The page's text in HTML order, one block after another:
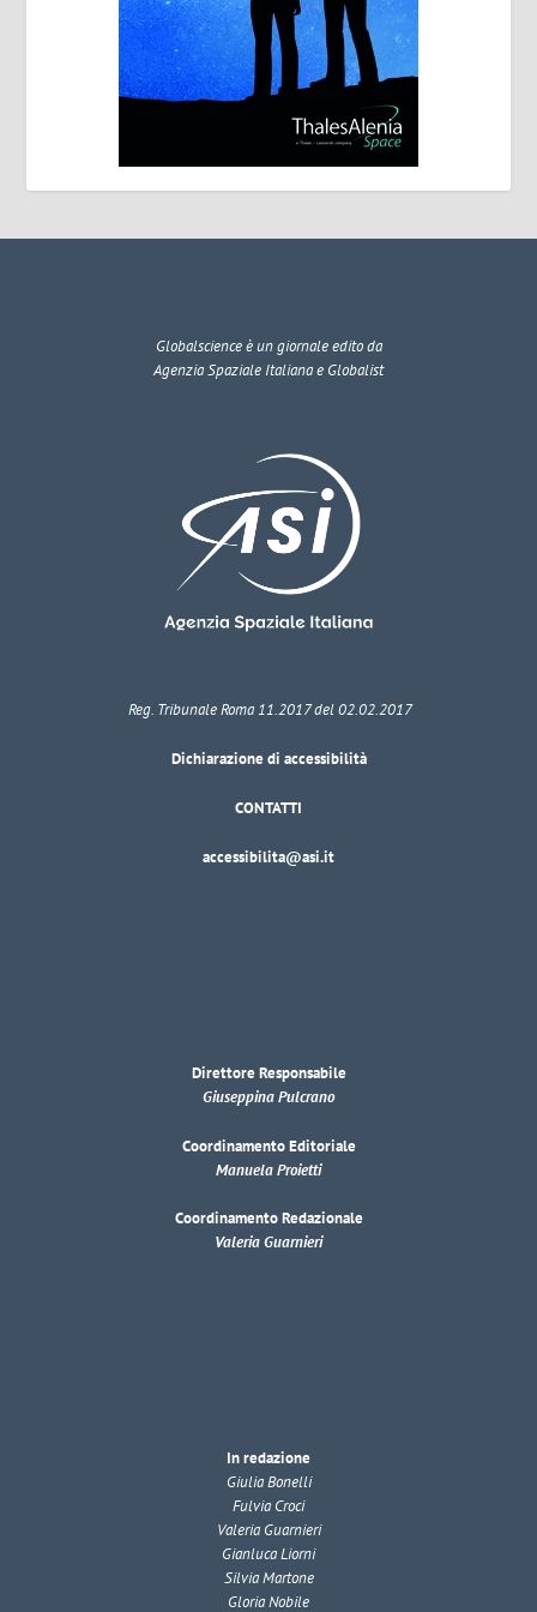
Globalscienceè un giornale edito da
Agenzia Spaziale Italiana e Globalist
Reg. Tribunale Roma 11.2017 del 02.02.2017
Dichiarazione di accessibilità
CONTATTI
accessibilita@asi.it
Direttore Responsabile
Giuseppina Pulcrano
Coordinamento Editoriale
Manuela Proietti
Coordinamento Redazionale
Valeria Guarnieri
In redazione
Giulia Bonelli
Fulvia Croci
Valeria Guarnieri
Gianluca Liorni
Silvia Martone
Gloria Nobile